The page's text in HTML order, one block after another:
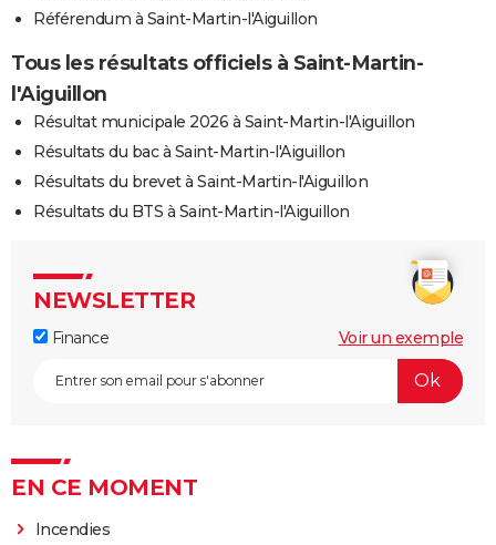
Référendum à Saint-Martin-l'Aiguillon
Tous les résultats officiels à Saint-Martin-
l'Aiguillon
Résultat municipale 2026 à Saint-Martin-l'Aiguillon
Résultats du bac à Saint-Martin-l'Aiguillon
Résultats du brevet à Saint-Martin-l'Aiguillon
Résultats du BTS à Saint-Martin-l'Aiguillon
NEWSLETTER
Finance Voir un exemple
EN CE MOMENT
Incendies